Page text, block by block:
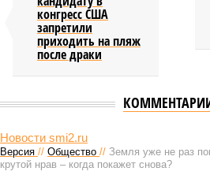
конгресс США
запретили
приходить на пляж
после драки
Новости smi2.ru
Версия // Общество // Земля уже не раз
крутой нрав – когда покажет снова?